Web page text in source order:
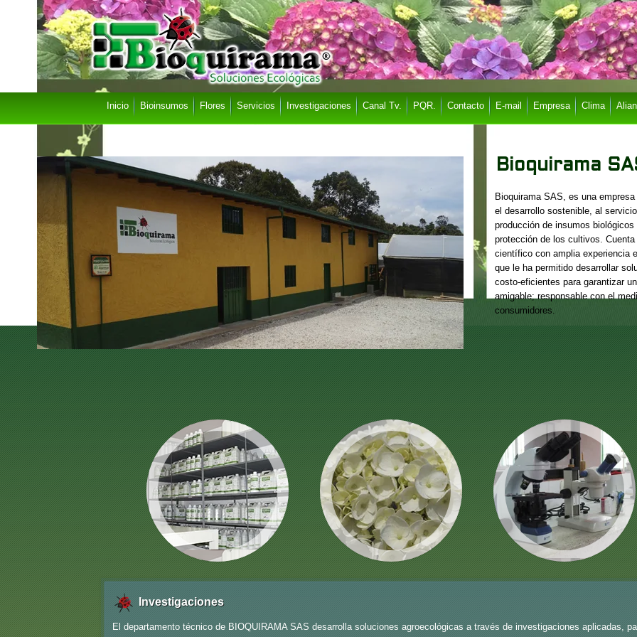
Bioquirama
Bioquirama SAS, es una
el desarrollo sostenible, al
producción de insumos
protección de los cultivos.
científico con amplia experiencia
que le ha permitido desarrollar
costo-eficientes para garantizar
amigable; responsable con el
consumidores.
Inicio Bioinsumos Flores Servicios Investigaciones Canal Tv. PQR. Contacto E-mail Empresa Clima
Investigaciones
El departamento técnico de BIOQUIRAMA SAS desarrolla soluciones agroecológicas a través de investigaciones aplicadas,